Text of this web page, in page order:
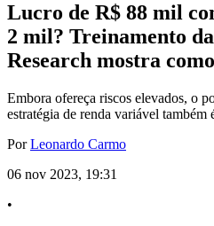
Lucro de R$ 88 mil
2 mil? Treinamento
Research mostra
Embora ofereça riscos elevados, o
estratégia de renda variável também
PorLeonardo Carmo
06 nov 2023, 19:31
•